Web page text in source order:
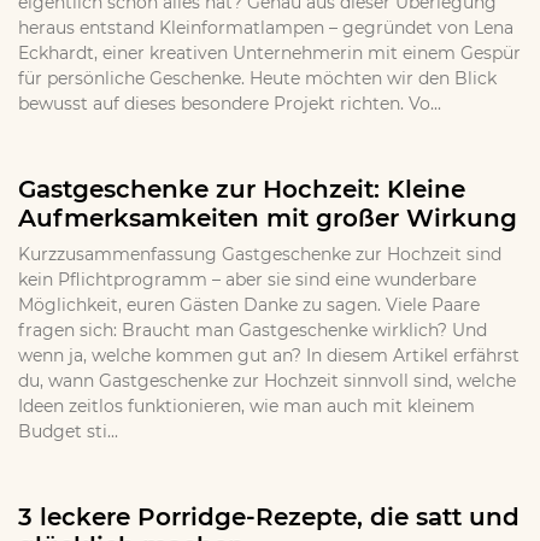
heraus entstand Kleinformatlampen – gegründet von Lena
Eckhardt, einer kreativen Unternehmerin mit einem Gespür
für persönliche Geschenke. Heute möchten wir den Blick
bewusst auf dieses besondere Projekt richten. Vo...
Gastgeschenke zur Hochzeit: Kleine
Aufmerksamkeiten mit großer Wirkung
Kurzzusammenfassung Gastgeschenke zur Hochzeit sind
kein Pflichtprogramm – aber sie sind eine wunderbare
Möglichkeit, euren Gästen Danke zu sagen. Viele Paare
fragen sich: Braucht man Gastgeschenke wirklich? Und
wenn ja, welche kommen gut an? In diesem Artikel erfährst
du, wann Gastgeschenke zur Hochzeit sinnvoll sind, welche
Ideen zeitlos funktionieren, wie man auch mit kleinem
Budget sti...
3 leckere Porridge-Rezepte, die satt und